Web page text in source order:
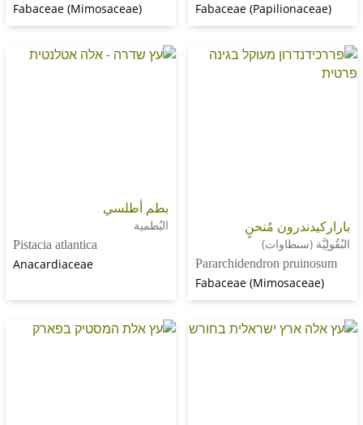
Fabaceae
Fabaceae (Mimosaceae)
مُنحنٍ
Pararchidendron
Fabaceae
بطم أطلسي
Pistacia atlantica
Anacardiaceae